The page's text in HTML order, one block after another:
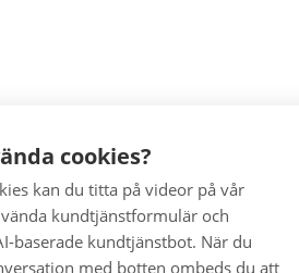
cookies?
kan du titta på videor på vår
kundtjänstformulär och
baserade kundtjänstbot. När du
med botten ombeds du att